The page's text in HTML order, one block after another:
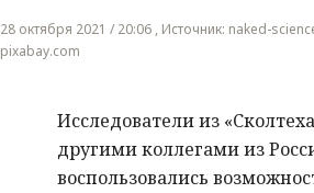
28 октября 2021 / 20:06 , Источник: naked-
pixabay.com
Исследователи из
другими коллегами из
воспользовались